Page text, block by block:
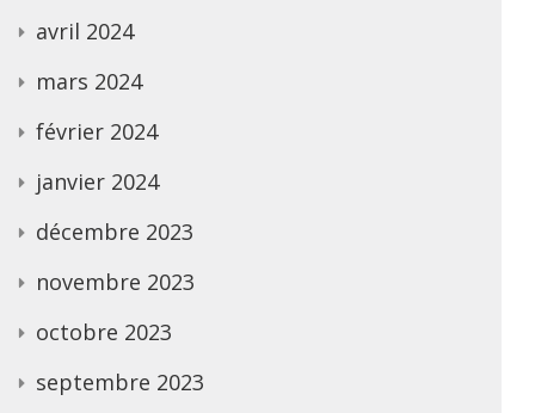
avril 2024
mars 2024
février 2024
janvier 2024
décembre 2023
novembre 2023
octobre 2023
septembre 2023